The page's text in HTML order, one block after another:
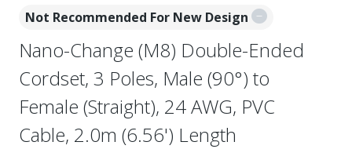
Not Recommended For New Design
Nano-Change (M8) Double-Ended
Cordset, 3 Poles, Male (90°) to
Female (Straight), 24 AWG, PVC
Cable, 2.0m (6.56') Length